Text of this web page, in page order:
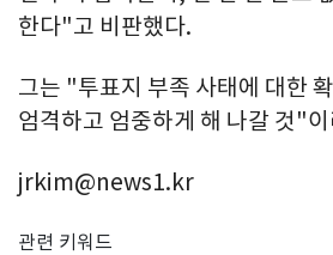
한다"고 비판했다.
그는 "투표지 부족 사태에 대한
엄격하고 엄중하게 해 나갈 것"
jrkim@news1.kr
관련 키워드